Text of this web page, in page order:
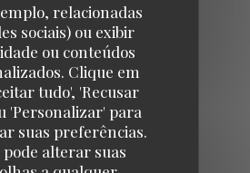
relacionadas
sociais) ou exibir
ou conteúdos
Clique em
tudo', 'Recusar
'Personalizar' para
suas preferências.
pode alterar suas
numa nova janela))
((abre numa nova janela))